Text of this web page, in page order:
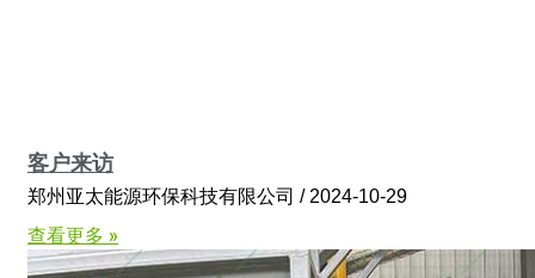
客户来访
郑州亚太能源环保科技有限公司 2024-10-29
查看更多 »